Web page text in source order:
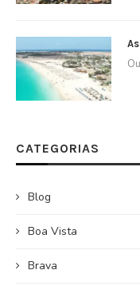
CATEGORIAS
Blog
Boa Vista
Brava